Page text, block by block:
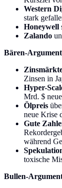
Western
stark
Honeywell
Zalando
Bären-
Zinsen in
Hyper-
Mrd. $
Ölpreis
neue Krise
Gute
während
toxische
Bullen-